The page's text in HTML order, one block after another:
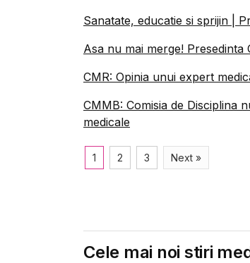
Sanatate, educatie si sprijin |
Asa nu mai merge!
CMR: Opinia unui expert
CMMB: Comisia de Disciplina
medicale
1 2 3 Next »
Cele mai noi stiri